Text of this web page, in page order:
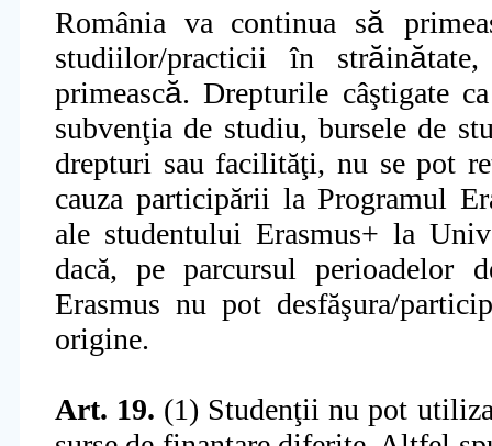
România va continua să
studiilor/practicii în străină
primească. Drepturile câştigate
subvenţia de studiu, bursele de
drepturi sau facilităţi, nu se pot
cauza participării la Programul
ale studentului Erasmus+ la
dacă, pe parcursul perioadelor
Erasmus nu pot desfăşura/
origine.
Art. 19. (1) Studenţii nu pot